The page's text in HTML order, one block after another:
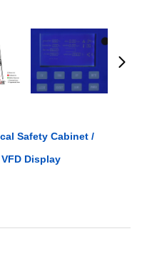
Safety Cabinet /
Display